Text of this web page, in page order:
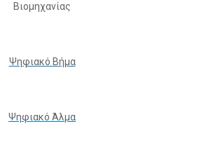
Βιομηχανίας
Ψηφιακό Βήμα
Ψηφιακό Άλμα